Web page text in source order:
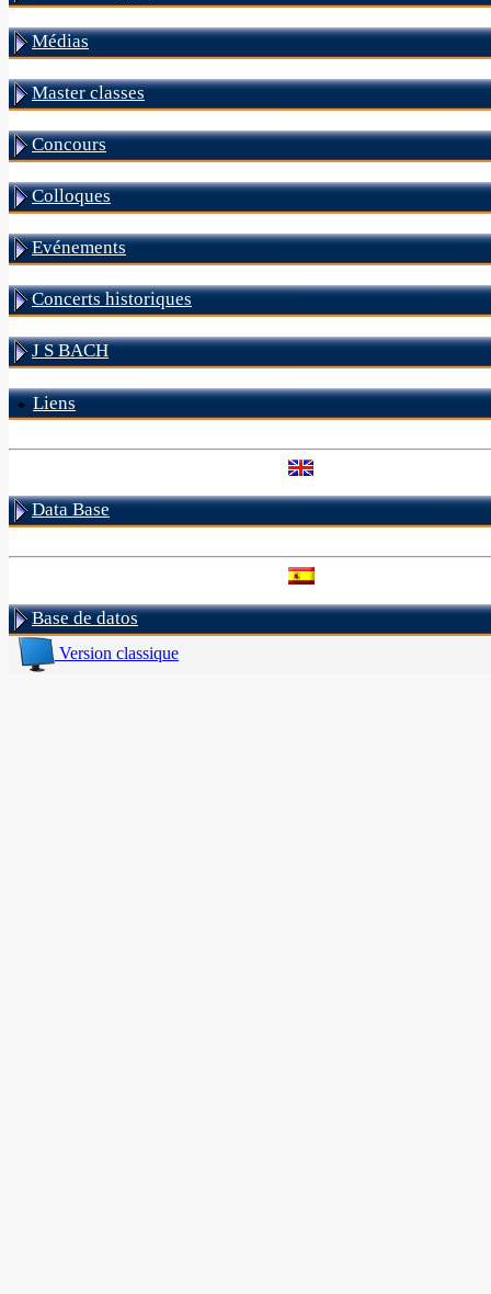
Médias
Master classes
Concours
Colloques
Evénements
Concerts historiques
J S BACH
Liens
Data Base
Base de datos
Version classique